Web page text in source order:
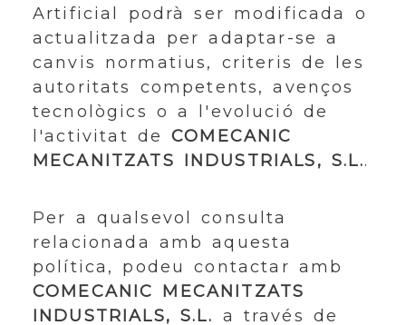
Artificial podrà ser modificada o
actualitzada per adaptar-se a
canvis normatius, criteris de les
autoritats competents, avenços
tecnològics o a l'evolució de
l'activitat deCOMECANIC
MECANITZATS INDUSTRIALS, S.L..
Per a qualsevol consulta
relacionada amb aquesta
política, podeu contactar amb
COMECANIC MECANITZATS
INDUSTRIALS, S.L. a través de